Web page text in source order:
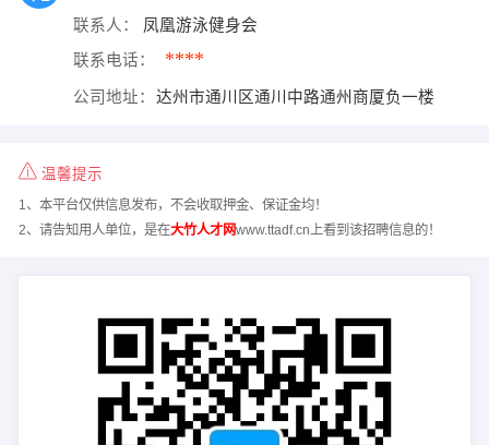
联系人： 凤凰游泳健身会
联系电话： ****
公司地址： 达州市通川区通川中路通州商厦负一楼
温馨提示
1、本平台仅供信息发布，不会收取押金、保证金均！
2、请告知用人单位，是在大竹人才网www.ttadf.cn上看到该招聘信息的！